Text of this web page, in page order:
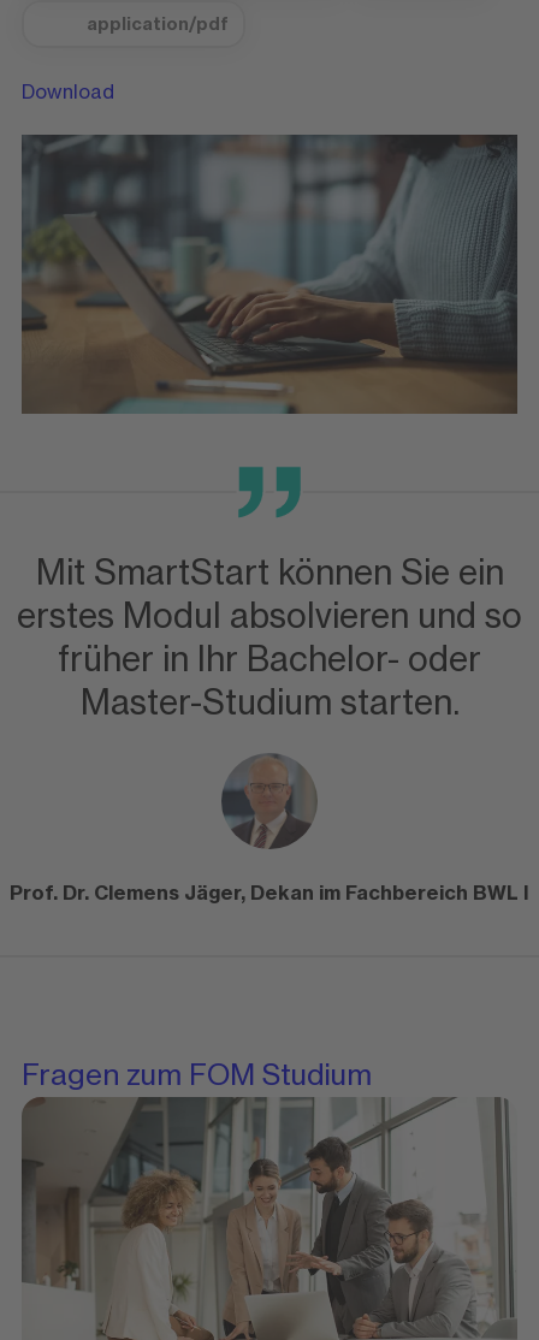
application/pdf
Download
Mit SmartStart können Sie ein
erstes Modul absolvieren und so
früher in Ihr Bachelor- oder
Master-Studium starten.
Prof. Dr. Clemens Jäger, Dekan im Fachbereich BWL I
Fragen zum FOM Studium